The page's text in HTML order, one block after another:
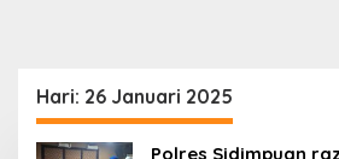
Hari: 26 Januari 2025
Polres Sidimpuan